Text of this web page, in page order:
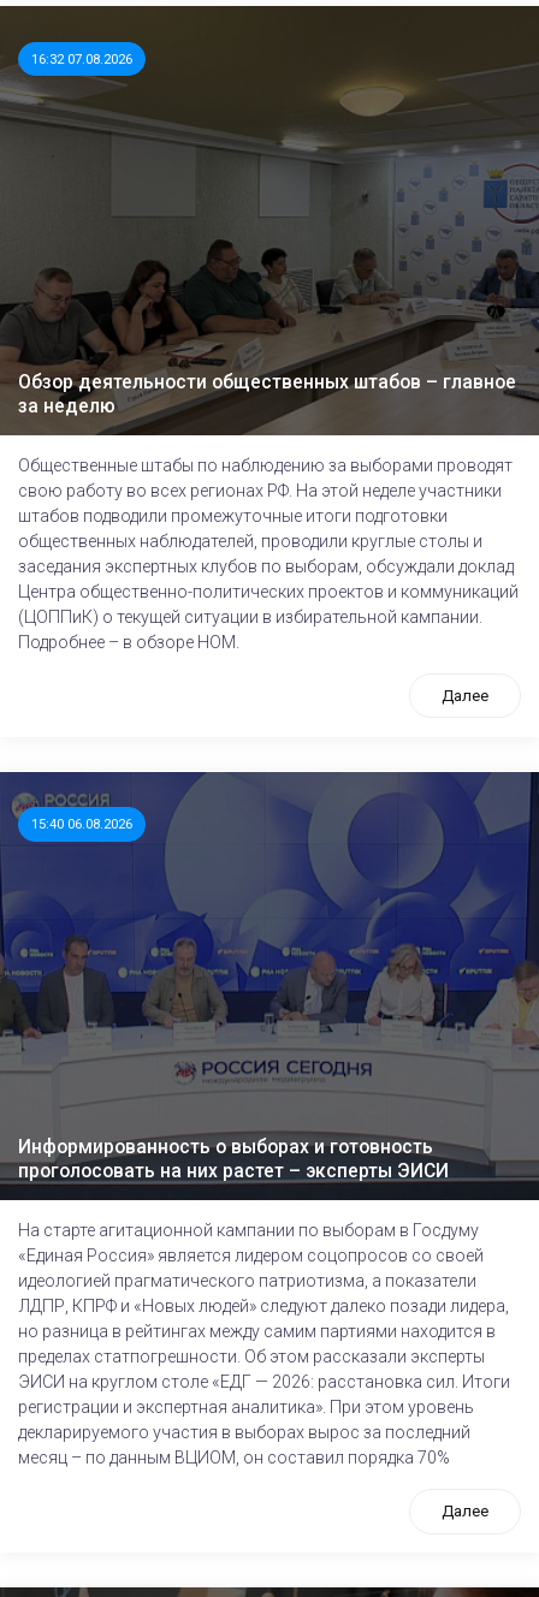
16:32 07.08.2026
Обзор деятельности общественных штабов – главное
за неделю
Общественные штабы по наблюдению за выборами проводят
свою работу во всех регионах РФ. На этой неделе участники
штабов подводили промежуточные итоги подготовки
общественных наблюдателей, проводили круглые столы и
заседания экспертных клубов по выборам, обсуждали доклад
Центра общественно-политических проектов и коммуникаций
(ЦОППиК) о текущей ситуации в избирательной кампании.
Подробнее – в обзоре НОМ.
Далее
15:40 06.08.2026
Информированность о выборах и готовность
проголосовать на них растет – эксперты ЭИСИ
На старте агитационной кампании по выборам в Госдуму
«Единая Россия» является лидером соцопросов со своей
идеологией прагматического патриотизма, а показатели
ЛДПР, КПРФ и «Новых людей» следуют далеко позади лидера,
но разница в рейтингах между самим партиями находится в
пределах статпогрешности. Об этом рассказали эксперты
ЭИСИ на круглом столе «ЕДГ — 2026: расстановка сил. Итоги
регистрации и экспертная аналитика». При этом уровень
декларируемого участия в выборах вырос за последний
месяц – по данным ВЦИОМ, он составил порядка 70%
Далее